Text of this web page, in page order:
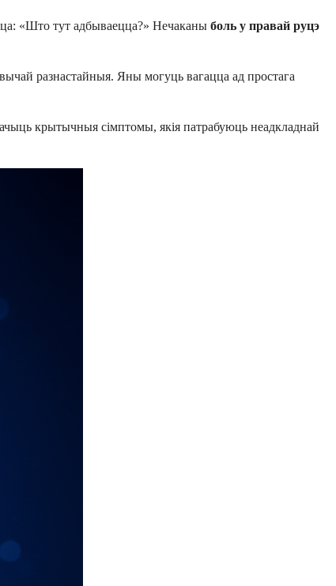
«Што тут адбываецца?» Нечаканы боль у правай руцэ
разнастайныя. Яны могуць вагацца ад простага
крытычныя сімптомы, якія патрабуюць неадкладнай